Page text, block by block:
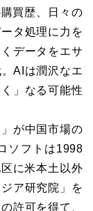
買歴、日々の
タ処理に力を
データをエサ
AIは潤沢なエ
」なる可能性
が中国市場の
ソフトは1998
に米本土以外
ア研究院」を
許可を得て、